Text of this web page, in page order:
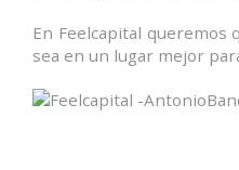
En Feelcapital queremos
sea en un lugar mejor